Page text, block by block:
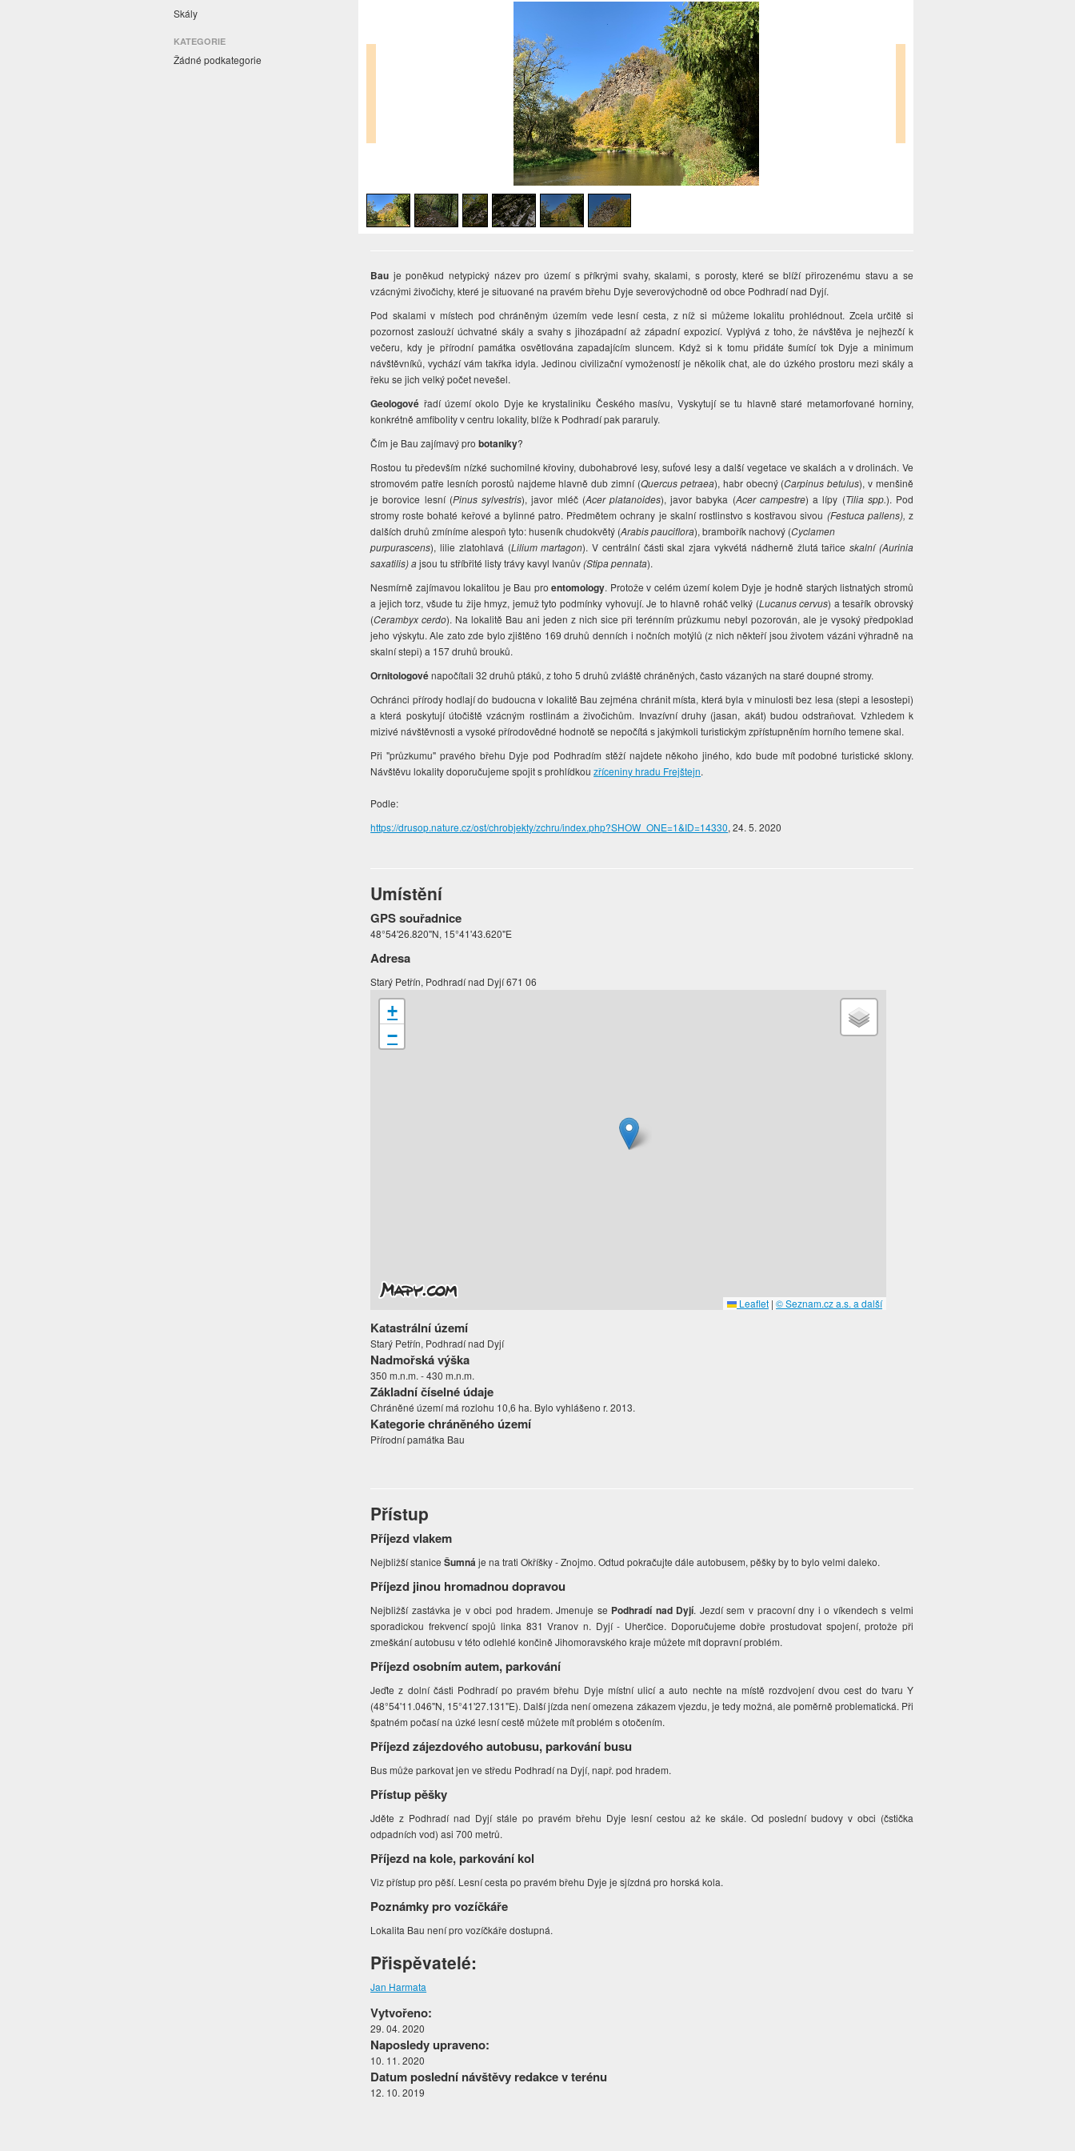
Skály
KATEGORIE
Žádné podkategorie
Bau je poněkud netypický název pro území s příkrými svahy, skalami, s porosty, které se blíží přirozenému stavu a se
vzácnými živočichy, které je situované na pravém břehu Dyje severovýchodně od obce Podhradí nad Dyjí.
Pod skalami v místech pod chráněným územím vede lesní cesta, z níž si můžeme lokalitu prohlédnout. Zcela určitě si
pozornost zaslouží úchvatné skály a svahy s jihozápadní až západní expozicí. Vyplývá z toho, že návštěva je nejhezčí k
večeru, kdy je přírodní památka osvětlována zapadajícím sluncem. Když si k tomu přidáte šumící tok Dyje a minimum
návštěvníků, vychází vám takřka idyla. Jedinou civilizační vymožeností je několik chat, ale do úzkého prostoru mezi skály a
řeku se jich velký počet nevešel.
Geologové řadí území okolo Dyje ke krystaliniku Českého masívu, Vyskytují se tu hlavně staré metamorfované horniny,
konkrétně amfibolity v centru lokality, blíže k Podhradí pak pararuly.
Čím je Bau zajímavý probotaniky?
Rostou tu především nízké suchomilné křoviny, dubohabrové lesy, suťové lesy a další vegetace ve skalách a v drolinách. Ve
stromovém patře lesních porostů najdeme hlavně dub zimní (Quercus petraea), habr obecný (Carpinus betulus), v menšině
je borovice lesní (Pinus sylvestris), javor mléč (Acer platanoides), javor babyka (Acer campestre) a lípy (Tilia spp.). Pod
stromy roste bohaté keřové a bylinné patro. Předmětem ochrany je skalní rostlinstvo s kostřavou sivou (Festuca pallens), z
dalších druhů zmíníme alespoň tyto: huseník chudokvětý (Arabis pauciflora), brambořík nachový (Cyclamen
purpurascens), lilie zlatohlavá (Lilium martagon). V centrální části skal zjara vykvétá nádherně žlutá tařiceskalní (Aurinia
saxatilis) ajsou tu stříbřité listy trávy kavyl Ivanův(Stipa pennata).
Nesmírně zajímavou lokalitou je Bau proentomology. Protože v celém území kolem Dyje je hodně starých listnatých stromů
a jejich torz, všude tu žije hmyz, jemuž tyto podmínky vyhovují. Je to hlavně roháč velký (Lucanus cervus) atesařík obrovský
(Cerambyx cerdo). Na lokalitě Bau ani jeden z nich sice při terénním průzkumu nebyl pozorován, ale je vysoký předpoklad
jeho výskytu. Ale zato zde bylo zjištěno 169 druhů denních i nočních motýlů (z nich někteří jsou životem vázáni výhradně na
skalní stepi) a 157 druhů brouků.
Ornitologovénapočítali 32 druhů ptáků, z toho 5 druhů zvláště chráněných, často vázaných na staré doupné stromy.
Ochránci přírody hodlají do budoucna v lokalitě Bau zejména chránit místa, která byla v minulosti bez lesa (stepi a lesostepi)
a která poskytují útočiště vzácným rostlinám a živočichům. Invazívní druhy (jasan, akát) budou odstraňovat. Vzhledem k
mizivé návštěvnosti a vysoké přírodovědné hodnotě se nepočítá s jakýmkoli turistickým zpřístupněním horního temene skal.
Při "průzkumu" pravého břehu Dyje pod Podhradím stěží najdete někoho jiného, kdo bude mít podobné turistické sklony.
Návštěvu lokality doporučujeme spojit s prohlídkouzříceniny hradu Frejštejn.
Podle:
https://drusop.nature.cz/ost/chrobjekty/zchru/index.php?SHOW_ONE=1&ID=14330, 24. 5. 2020
Umístění
GPS souřadnice
48°54'26.820"N, 15°41'43.620"E
Adresa
Starý Petřín, Podhradí nad Dyjí 671 06
+
−
Leaflet | © Seznam.cz a.s. a další
Katastrální území
Starý Petřín, Podhradí nad Dyjí
Nadmořská výška
350 m.n.m. - 430 m.n.m.
Základní číselné údaje
Chráněné území má rozlohu 10,6 ha. Bylo vyhlášeno r. 2013.
Kategorie chráněného území
Přírodní památka Bau
Přístup
Příjezd vlakem
Nejbližší staniceŠumnáje na trati Okříšky - Znojmo. Odtud pokračujte dále autobusem, pěšky by to bylo velmi daleko.
Příjezd jinou hromadnou dopravou
Nejbližší zastávka je v obci pod hradem. Jmenuje se Podhradí nad Dyjí. Jezdí sem v pracovní dny i o víkendech s velmi
sporadickou frekvencí spojů linka 831 Vranov n. Dyjí - Uherčice. Doporučujeme dobře prostudovat spojení, protože při
zmeškání autobusu v této odlehlé končině Jihomoravského kraje můžete mít dopravní problém.
Příjezd osobním autem, parkování
Jeďte z dolní části Podhradí po pravém břehu Dyje místní ulicí a auto nechte na místě rozdvojení dvou cest do tvaru Y
(48°54'11.046"N, 15°41'27.131"E). Další jízda není omezena zákazem vjezdu, je tedy možná, ale poměrně problematická. Při
špatném počasí na úzké lesní cestě můžete mít problém s otočením.
Příjezd zájezdového autobusu, parkování busu
Bus může parkovat jen ve středu Podhradí na Dyjí, např. pod hradem.
Přístup pěšky
Jděte z Podhradí nad Dyjí stále po pravém břehu Dyje lesní cestou až ke skále. Od poslední budovy v obci (čstička
odpadních vod) asi 700 metrů.
Příjezd na kole, parkování kol
Viz přístup pro pěší. Lesní cesta po pravém břehu Dyje je sjízdná pro horská kola.
Poznámky pro vozíčkáře
Lokalita Bau není pro vozíčkáře dostupná.
Přispěvatelé:
Jan Harmata
Vytvořeno:
29. 04. 2020
Naposledy upraveno:
10. 11. 2020
Datum poslední návštěvy redakce v terénu
12. 10. 2019